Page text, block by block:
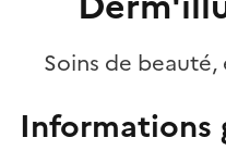
Soins de
Informations